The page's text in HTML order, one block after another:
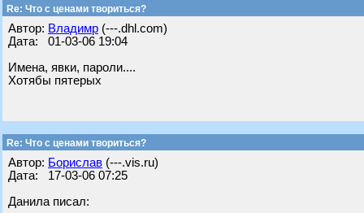
Re: Что с ценами твориться?
Автор: Владимр (---.dhl.com)
Дата: 01-03-06 19:04
Имена, явки, пароли....
Хотябы пятерых
Re: Что с ценами твориться?
Автор: Борислав (---.vis.ru)
Дата: 17-03-06 07:25
Данила писал: